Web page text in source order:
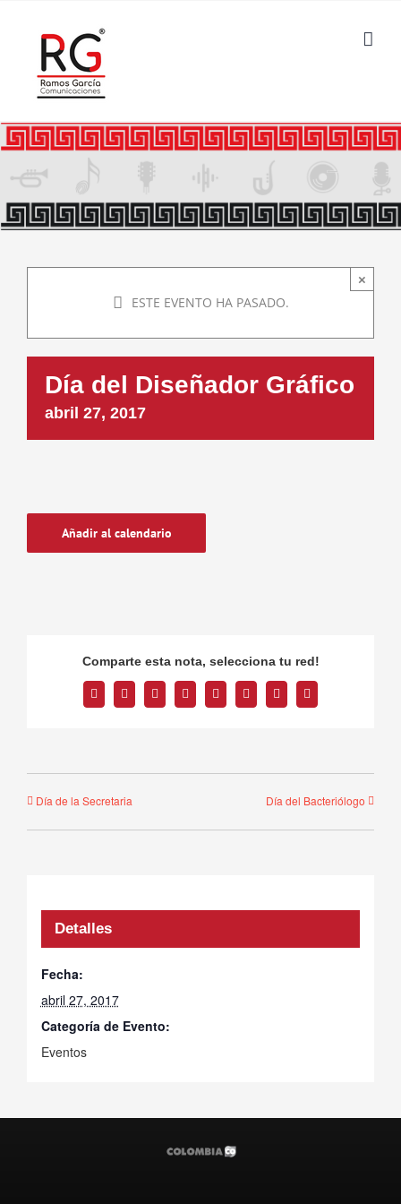
contenido
ESTE EVENTO HA PASADO.
×
Día del Diseñador Gráfico
abril 27, 2017
Añadir al calendario
Comparte esta nota, selecciona tu red!
FacebookTwitterRedditLinkedInTumblrPinterest
Vk
Correo
electrónico
Día de la Secretaria Día del Bacteriólogo
Detalles
Fecha:
abril 27, 2017
Categoría de Evento:
Eventos